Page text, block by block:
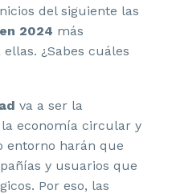
del siguiente las
en 2024 más
¿Sabes cuáles
va a ser la
economía circular y
entorno harán que
y usuarios que
Por eso, las